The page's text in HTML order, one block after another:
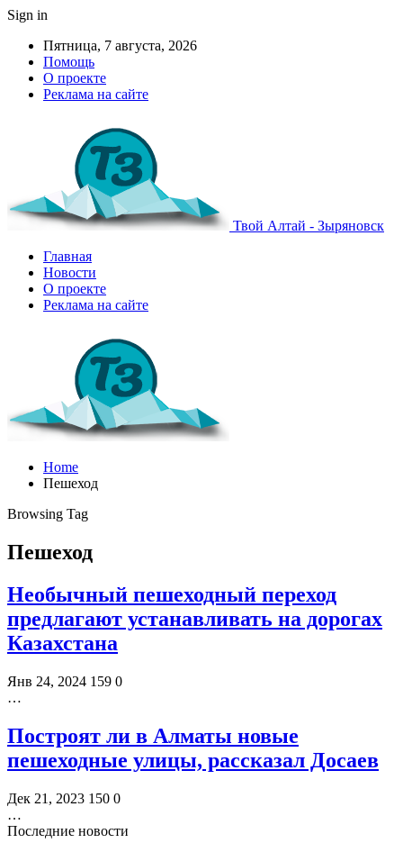
Sign in
Пятница, 7 августа, 2026
Помощь
О проекте
Реклама на сайте
Твой Алтай - Зыряновск
Главная
Новости
О проекте
Реклама на сайте
Home
Пешеход
Browsing Tag
Пешеход
Необычный пешеходный переход
предлагают устанавливать на дорогах
Казахстана
Янв 24, 2024 159 0
…
Построят ли в Алматы новые
пешеходные улицы, рассказал Досаев
Дек 21, 2023 150 0
…
Последние новости